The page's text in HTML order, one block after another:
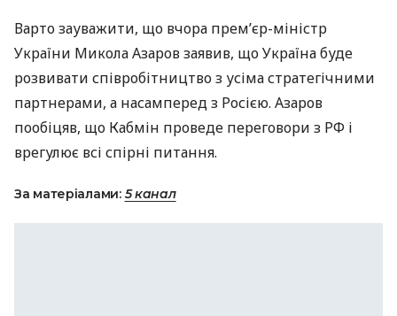
Варто зауважити, що вчора прем’єр-міністр
України Микола Азаров заявив, що Україна буде
розвивати співробітництво з усіма стратегічними
партнерами, а насамперед з Росією. Азаров
пообіцяв, що Кабмін проведе переговори з РФ і
врегулює всі спірні питання.
За матеріалами: 5 канал